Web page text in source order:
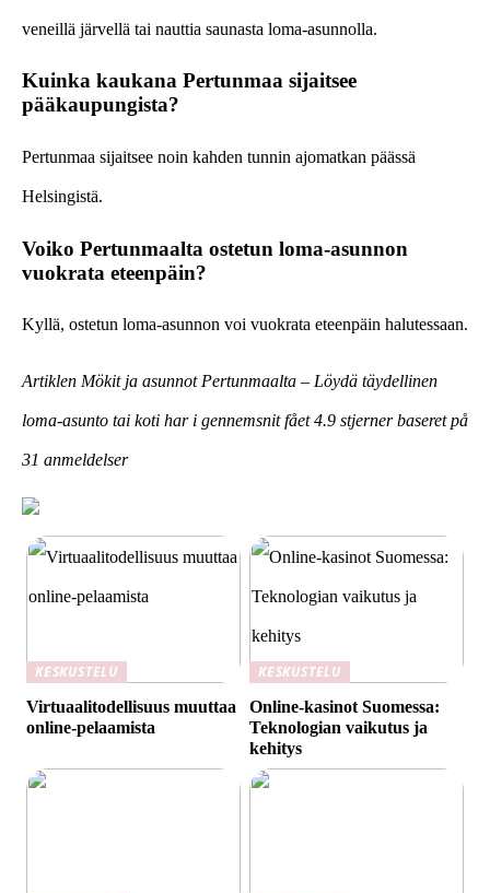
veneillä järvellä tai nauttia saunasta loma-asunnolla.
Kuinka kaukana Pertunmaa sijaitsee
pääkaupungista?
Pertunmaa sijaitsee noin kahden tunnin ajomatkan päässä
Helsingistä.
Voiko Pertunmaalta ostetun loma-asunnon
vuokrata eteenpäin?
Kyllä, ostetun loma-asunnon voi vuokrata eteenpäin halutessaan.
Artiklen Mökit ja asunnot Pertunmaalta – Löydä täydellinen
loma-asunto tai koti har i gennemsnit fået4.9 stjerner baseret på
31 anmeldelser
KESKUSTELU
Virtuaalitodellisuus muuttaa
online-pelaamista
KESKUSTELU
Online-kasinot Suomessa:
Teknologian vaikutus ja
kehitys